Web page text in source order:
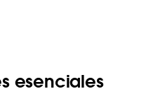
esenciales